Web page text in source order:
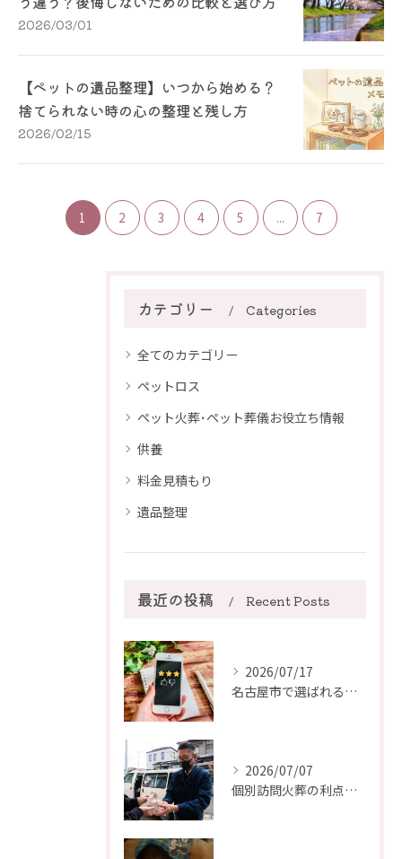
2026/03/01
【ペットの遺品整理】いつから始める？
捨てられない時の心の整理と残し方
2026/02/15
1 2 3 4 5 ... 7
カテゴリー Categories
全てのカテゴリー
ペットロス
ペット火葬･ペット葬儀お役立ち情報
供養
料金見積もり
遺品整理
最近の投稿 Recent Posts
2026/07/17
名古屋市で選ばれるペット火葬｜口コミと評判から紐解く安心の業者選び
2026/07/07
個別訪問火葬の利点を徹底解説｜住み慣れたご自宅で最後のお別れを